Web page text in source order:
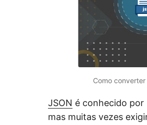
Como
JSON é conhecido por
mas muitas vezes